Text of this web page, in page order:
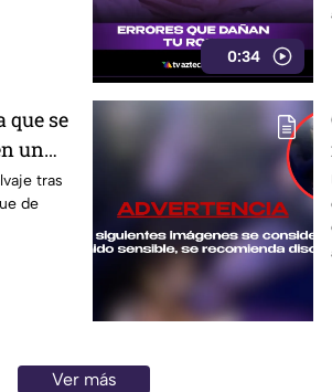
0:34
que se
un
tras
de
Ver más